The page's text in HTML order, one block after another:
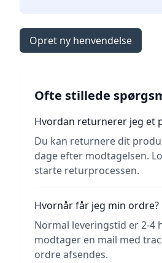
Opret ny henvendelse
Ofte stillede
Hvordan returnerer jeg et
Du kan returnere dit
dage efter modtagelsen.
starte returprocessen.
Hvornår får jeg min ordre?
Normal leveringstid er 2-4
modtager en mail med
ordre afsendes.